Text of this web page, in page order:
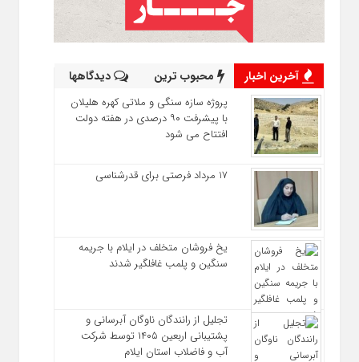
آخرین اخبار محبوب ترین دیدگاهها
پروژه سازه سنگی و ملاتی کهره هلیلان
با پیشرفت ۹۰ درصدی در هفته دولت
افتتاح می شود
17 مرداد فرصتی برای قدرشناسی
یخ‌ فروشان متخلف در ایلام با جریمه
سنگین و پلمب غافلگیر شدند
تجلیل از رانندگان ناوگان آبرسانی و
پشتیبانی اربعین ۱۴۰۵ توسط شرکت
آب و فاضلاب استان ایلام